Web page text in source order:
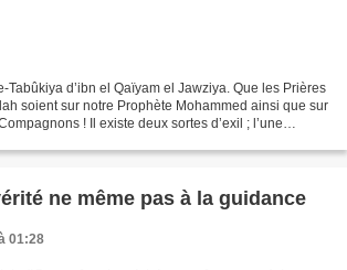
Tabûkiya d’ibn el Qaïyam el Jawziya. Que les Prières
soient sur notre Prophète Mohammed ainsi que sur
! Il existe deux sortes d’exil ; l’une
ne même pas à la guidance
01:28